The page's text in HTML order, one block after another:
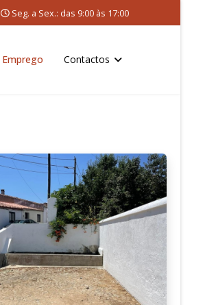
Seg. a Sex.: das 9:00 às 17:00
Emprego Contactos